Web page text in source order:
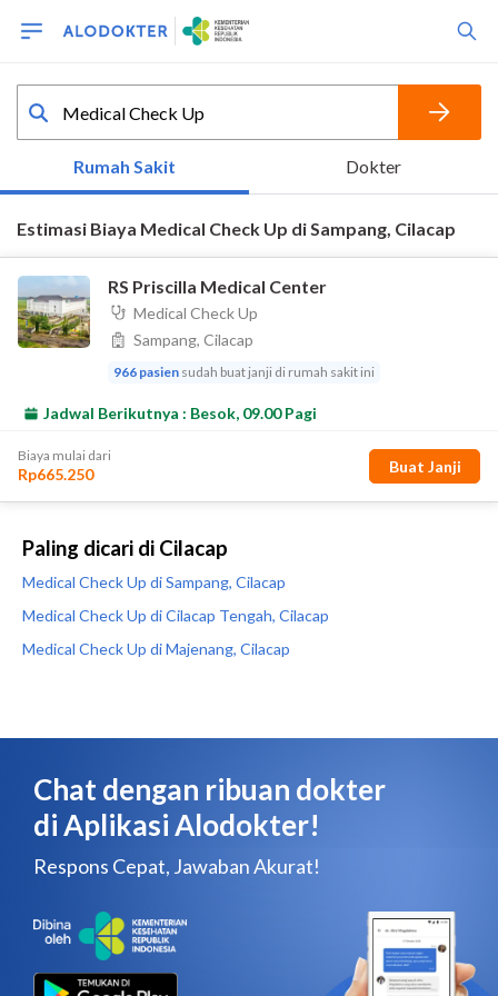
Paling dicari di Cilacap
Medical Check Up di Sampang, Cilacap
Medical Check Up di Cilacap Tengah, Cilacap
Medical Check Up di Majenang, Cilacap